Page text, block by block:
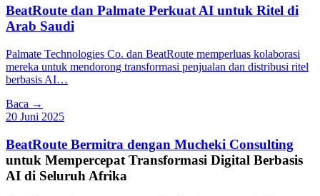
BeatRoute dan Palmate Perkuat AI untuk Ritel di
Arab Saudi
Palmate Technologies Co. dan BeatRoute memperluas kolaborasi
mereka untuk mendorong transformasi penjualan dan distribusi ritel
berbasis AI…
Baca →
20 Juni 2025
BeatRoute Bermitra dengan Mucheki Consulting
untuk Mempercepat Transformasi Digital Berbasis
AI di Seluruh Afrika